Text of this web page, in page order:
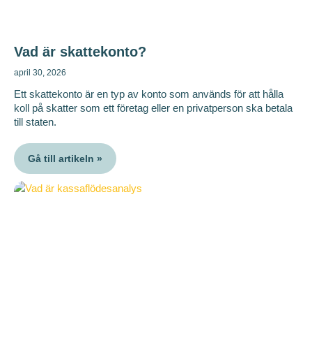
Vad är skattekonto?
april 30, 2026
Ett skattekonto är en typ av konto som används för att hålla
koll på skatter som ett företag eller en privatperson ska betala
till staten.
Gå till artikeln »